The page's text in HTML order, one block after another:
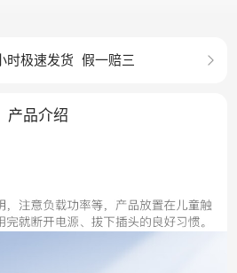
时极速发货 假一赔三
产品介绍